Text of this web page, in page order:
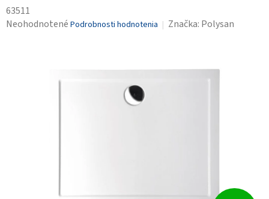
63511
Priemerné
Neohodnotené Podrobnosti hodnotenia Značka: Polysan